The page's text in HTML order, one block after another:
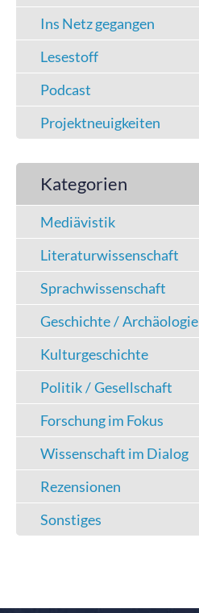
Ins Netz gegangen
Lesestoff
Podcast
Projektneuigkeiten
Kategorien
Mediävistik
Literaturwissenschaft
Sprachwissenschaft
Geschichte / Archäologie
Kulturgeschichte
Politik / Gesellschaft
Forschung im Fokus
Wissenschaft im Dialog
Rezensionen
Sonstiges